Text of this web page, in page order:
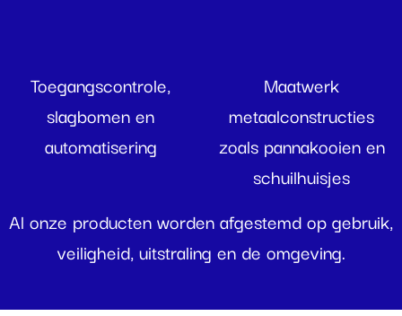
Toegangscontrole,
slagbomen en
automatisering
Maatwerk
metaalconstructies
zoals pannakooien en
schuilhuisjes
Al onze producten worden afgestemd op gebruik,
veiligheid, uitstraling en de omgeving.